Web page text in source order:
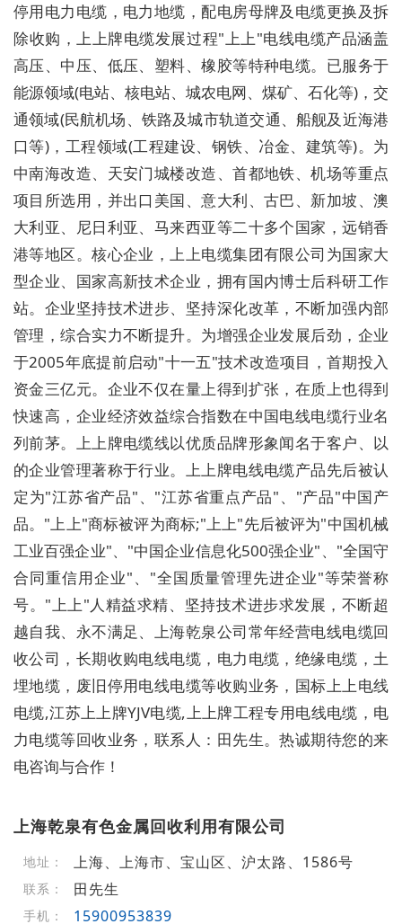
停用电力电缆，电力地缆，配电房母牌及电缆更换及拆
除收购，上上牌电缆发展过程"上上"电线电缆产品涵盖
高压、中压、低压、塑料、橡胶等特种电缆。已服务于
能源领域(电站、核电站、城农电网、煤矿、石化等)，交
通领域(民航机场、铁路及城市轨道交通、船舰及近海港
口等)，工程领域(工程建设、钢铁、冶金、建筑等)。为
中南海改造、天安门城楼改造、首都地铁、机场等重点
项目所选用，并出口美国、意大利、古巴、新加坡、澳
大利亚、尼日利亚、马来西亚等二十多个国家，远销香
港等地区。核心企业，上上电缆集团有限公司为国家大
型企业、国家高新技术企业，拥有国内博士后科研工作
站。企业坚持技术进步、坚持深化改革，不断加强内部
管理，综合实力不断提升。为增强企业发展后劲，企业
于2005年底提前启动"十一五"技术改造项目，首期投入
资金三亿元。企业不仅在量上得到扩张，在质上也得到
快速高，企业经济效益综合指数在中国电线电缆行业名
列前茅。上上牌电缆线以优质品牌形象闻名于客户、以
的企业管理著称于行业。上上牌电线电缆产品先后被认
定为"江苏省产品"、"江苏省重点产品"、"产品"中国产
品。"上上"商标被评为商标;"上上"先后被评为"中国机械
工业百强企业"、"中国企业信息化500强企业"、"全国守
合同重信用企业"、"全国质量管理先进企业"等荣誉称
号。"上上"人精益求精、坚持技术进步求发展，不断超
越自我、永不满足、上海乾泉公司常年经营电线电缆回
收公司，长期收购电线电缆，电力电缆，绝缘电缆，土
埋地缆，废旧停用电线电缆等收购业务，国标上上电线
电缆,江苏上上牌YJV电缆,上上牌工程专用电线电缆，电
力电缆等回收业务，联系人：田先生。热诚期待您的来
电咨询与合作！
上海乾泉有色金属回收利用有限公司
地址： 上海、上海市、宝山区、沪太路、1586号
联系： 田先生
手机： 15900953839